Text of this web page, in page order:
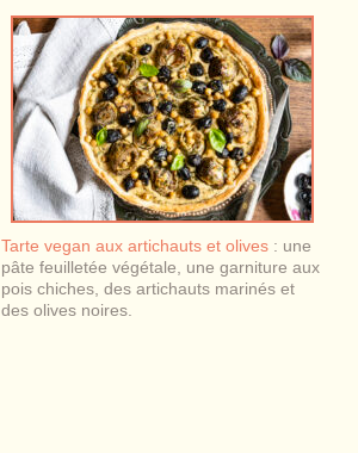
Tarte vegan aux artichauts et olives : une
pâte feuilletée végétale, une garniture aux
pois chiches, des artichauts marinés et
des olives noires.